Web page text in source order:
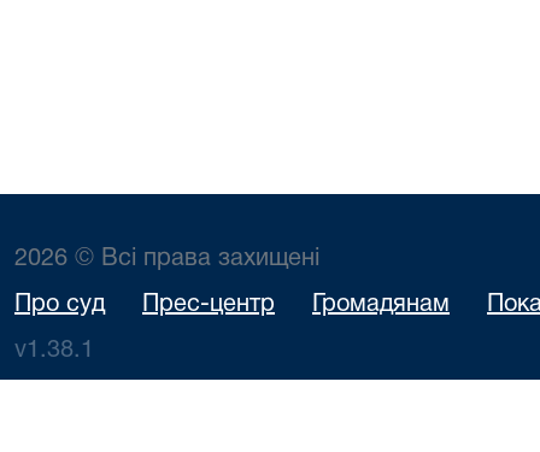
2026 © Всі права захищені
Про суд Прес-центр Громадянам
v1.38.1